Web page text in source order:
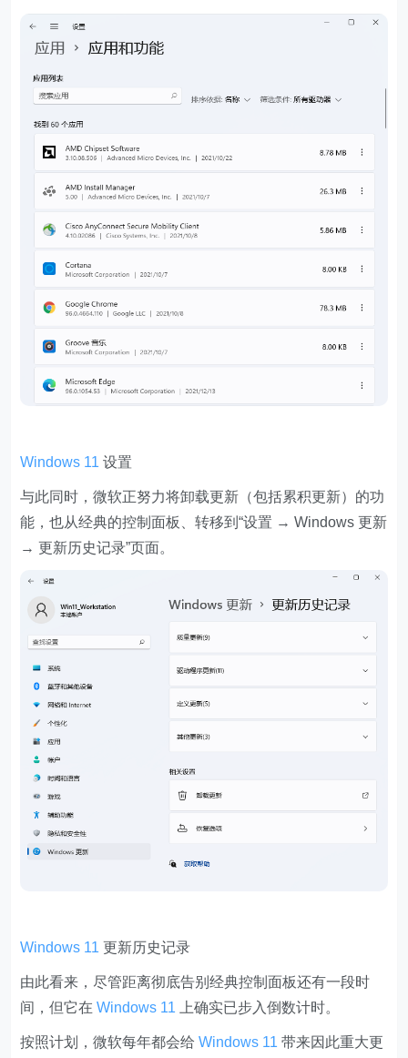
Windows 11 设置
与此同时，微软正努力将卸载更新（包括累积更新）的功
能，也从经典的控制面板、转移到“设置 → Windows 更新
→ 更新历史记录”页面。
Windows 11 更新历史记录
由此看来，尽管距离彻底告别经典控制面板还有一段时
间，但它在Windows 11 上确实已步入倒数计时。
按照计划，微软每年都会给Windows 11 带来因此重大更